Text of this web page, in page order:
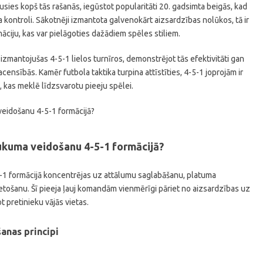
kopš tās rašanās, iegūstot popularitāti 20. gadsimta beigās, kad
kontroli. Sākotnēji izmantota galvenokārt aizsardzības nolūkos, tā ir
kas var pielāgoties dažādiem spēles stiliem.
4-5-1 lielos turnīros, demonstrējot tās efektivitāti gan
Kamēr futbola taktika turpina attīstīties, 4-5-1 joprojām ir
meklē līdzsvarotu pieeju spēlei.
veidošanu 4-5-1 formācijā?
formācijā koncentrējas uz attālumu saglabāšanu, platuma
Šī pieeja ļauj komandām vienmērīgi pāriet no aizsardzības uz
pretinieku vājās vietas.
principi